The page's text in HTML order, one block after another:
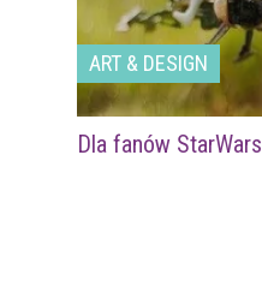
ART & DESIGN
Dla fanów StarWars